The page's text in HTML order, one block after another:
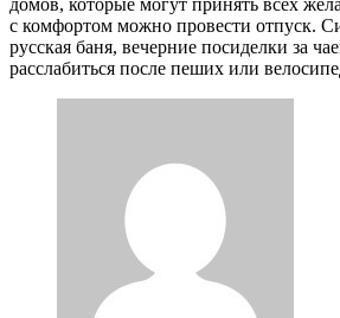
с комфортом можно провести отпуск.
русская баня, вечерние посиделки за
расслабиться после пеших или